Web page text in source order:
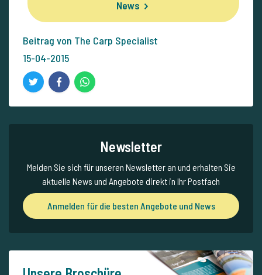
News
Beitrag von The Carp Specialist
15-04-2015
Newsletter
Melden Sie sich für unseren Newsletter an und erhalten Sie
aktuelle News und Angebote direkt in Ihr Postfach
Anmelden für die besten Angebote und News